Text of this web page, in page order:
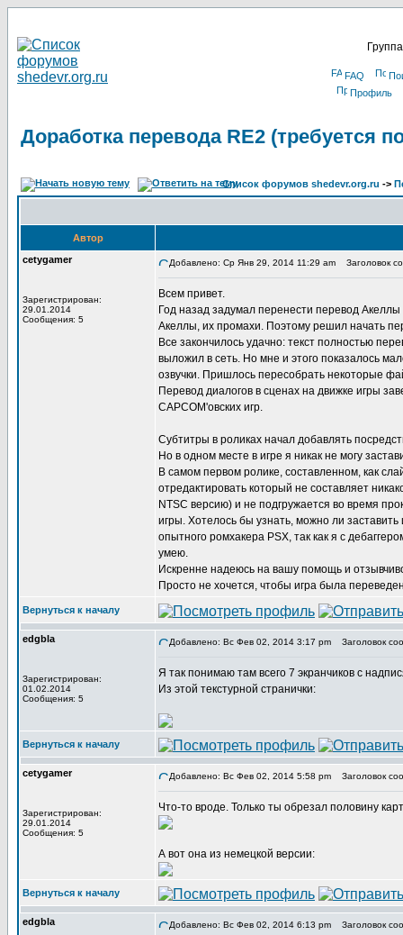
FAQ
Профиль
Доработка перевода RE2 (требуется
Список форумов shedevr.org.ru ->
Автор
cetygamer
Зарегистрирован:
29.01.2014
Сообщения: 5
Добавлено: Ср Янв 29, 2014 11:29 am Заголовок
Всем привет.
Год назад задумал перенести перевод
Акеллы, их промахи. Поэтому решил начать
Все закончилось удачно: текст полностью
выложил в сеть. Но мне и этого показалось
озвучки. Пришлось пересобрать некоторые
Перевод диалогов в сценах на движке игры
CAPCOM'овских игр.
Субтитры в роликах начал добавлять
Но в одном месте в игре я никак не могу
В самом первом ролике, составленном, как
отредактировать который не составляет
NTSC версию) и не подгружается во время
игры. Хотелось бы узнать, можно ли
опытного ромхакера PSX, так как я с
умею.
Искренне надеюсь на вашу помощь и
Просто не хочется, чтобы игра была
Вернуться к началу
edgbla
Зарегистрирован:
01.02.2014
Сообщения: 5
Добавлено: Вс Фев 02, 2014 3:17 pm Заголовок
Я так понимаю там всего 7 экранчиков с
Из этой текстурной странички:
Вернуться к началу
cetygamer
Зарегистрирован:
29.01.2014
Сообщения: 5
Добавлено: Вс Фев 02, 2014 5:58 pm Заголовок
Что-то вроде. Только ты обрезал половину
А вот она из немецкой версии:
Вернуться к началу
edgbla Добавлено: Вс Фев 02, 2014 6:13 pm Заголовок